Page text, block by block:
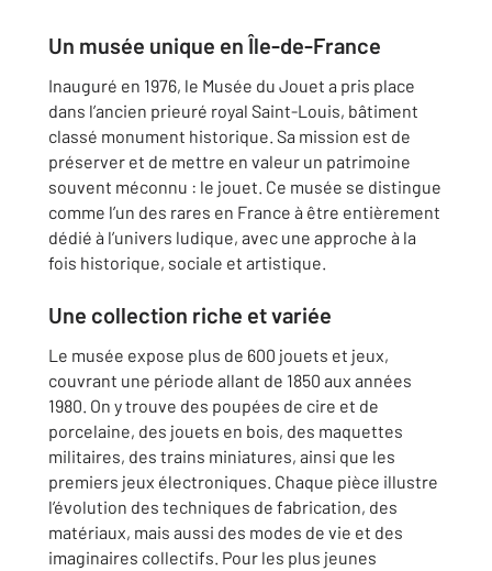
Un musée unique en Île-de-France
Inauguré en 1976, le Musée du Jouet a pris place
dans l’ancien prieuré royal Saint-Louis, bâtiment
classé monument historique. Sa mission est de
préserver et de mettre en valeur un patrimoine
souvent méconnu : le jouet. Ce musée se distingue
comme l’un des rares en France à être entièrement
dédié à l’univers ludique, avec une approche à la
fois historique, sociale et artistique.
Une collection riche et variée
Le musée expose plus de 600 jouets et jeux,
couvrant une période allant de 1850 aux années
1980. On y trouve des poupées de cire et de
porcelaine, des jouets en bois, des maquettes
militaires, des trains miniatures, ainsi que les
premiers jeux électroniques. Chaque pièce illustre
l’évolution des techniques de fabrication, des
matériaux, mais aussi des modes de vie et des
imaginaires collectifs. Pour les plus jeunes